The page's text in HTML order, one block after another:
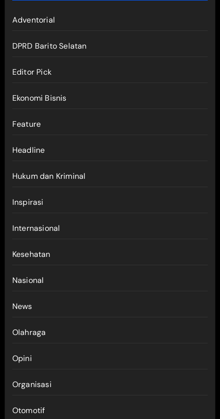
Adventorial
DPRD Barito Selatan
Editor Pick
Ekonomi Bisnis
Feature
Headline
Hukum dan Kriminal
Inspirasi
Internasional
Kesehatan
Nasional
News
Olahraga
Opini
Organisasi
Otomotif